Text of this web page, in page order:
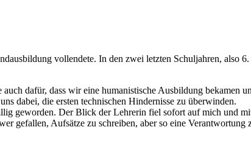
vollendete. In den zwei letzten Schuljahren, also
dafür, dass wir eine humanistische Ausbildung bekamen
dabei, die ersten technischen Hindernisse zu überwinden.
geworden. Der Blick der Lehrerin fiel sofort auf mich und
gefallen, Aufsätze zu schreiben, aber so eine